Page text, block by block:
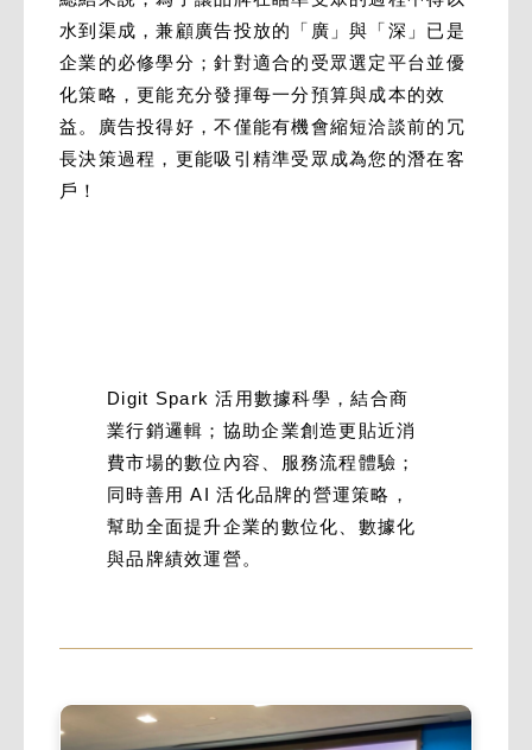
水到渠成，兼顧廣告投放的「廣」與「深」已是
企業的必修學分；針對適合的受眾選定平台並優
化策略，更能充分發揮每一分預算與成本的效
益。廣告投得好，不僅能有機會縮短洽談前的冗
長決策過程，更能吸引精準受眾成為您的潛在客
戶！
Digit Spark 活用數據科學，結合商
業行銷邏輯；協助企業創造更貼近消
費市場的數位內容、服務流程體驗；
同時善用 AI 活化品牌的營運策略，
幫助全面提升企業的數位化、數據化
與品牌績效運營。